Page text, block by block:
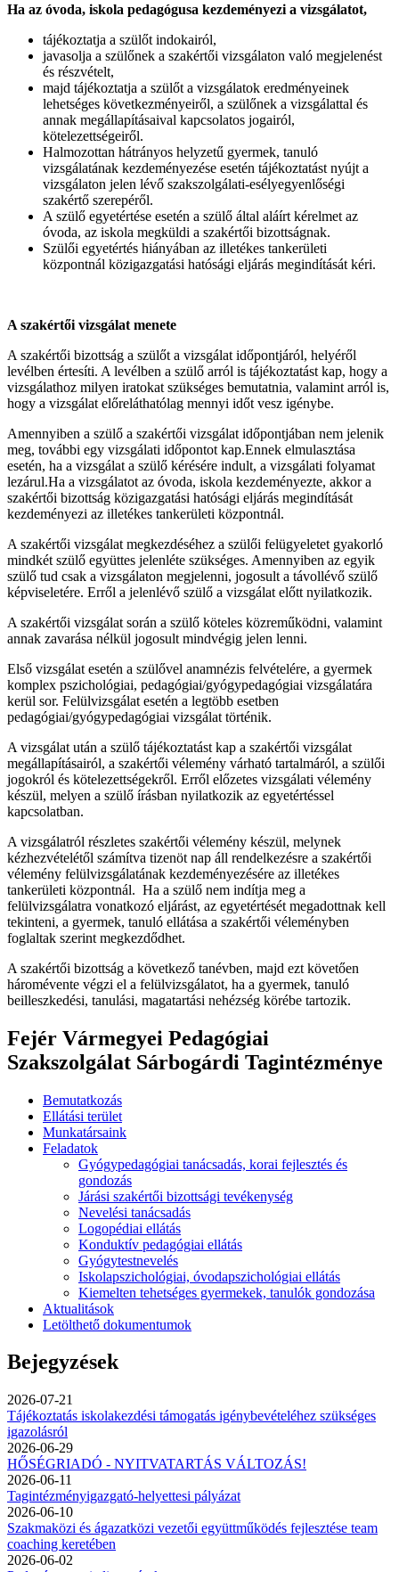
Ha az óvoda, iskola pedagógusa kezdeményezi a vizsgálatot,
tájékoztatja a szülőt indokairól,
javasolja a szülőnek a szakértői vizsgálaton való megjelenést
és részvételt,
majd tájékoztatja a szülőt a vizsgálatok eredményeinek
lehetséges következményeiről, a szülőnek a vizsgálattal és
annak megállapításaival kapcsolatos jogairól,
kötelezettségeiről.
Halmozottan hátrányos helyzetű gyermek, tanuló
vizsgálatának kezdeményezése esetén tájékoztatást nyújt a
vizsgálaton jelen lévő szakszolgálati-esélyegyenlőségi
szakértő szerepéről.
A szülő egyetértése esetén a szülő által aláírt kérelmet az
óvoda, az iskola megküldi a szakértői bizottságnak.
Szülői egyetértés hiányában az illetékes tankerületi
központnál közigazgatási hatósági eljárás megindítását kéri.
A szakértői vizsgálat menete
A szakértői bizottság a szülőt a vizsgálat időpontjáról, helyéről
levélben értesíti. A levélben a szülő arról is tájékoztatást kap, hogy a
vizsgálathoz milyen iratokat szükséges bemutatnia, valamint arról is,
hogy a vizsgálat előreláthatólag mennyi időt vesz igénybe.
Amennyiben a szülő a szakértői vizsgálat időpontjában nem jelenik
meg, további egy vizsgálati időpontot kap.Ennek elmulasztása
esetén, ha a vizsgálat a szülő kérésére indult, a vizsgálati folyamat
lezárul.Ha a vizsgálatot az óvoda, iskola kezdeményezte, akkor a
szakértői bizottság közigazgatási hatósági eljárás megindítását
kezdeményezi az illetékes tankerületi központnál.
A szakértői vizsgálat megkezdéséhez a szülői felügyeletet gyakorló
mindkét szülő együttes jelenléte szükséges. Amennyiben az egyik
szülő tud csak a vizsgálaton megjelenni, jogosult a távollévő szülő
képviseletére. Erről a jelenlévő szülő a vizsgálat előtt nyilatkozik.
A szakértői vizsgálat során a szülő köteles közreműködni, valamint
annak zavarása nélkül jogosult mindvégig jelen lenni.
Első vizsgálat esetén a szülővel anamnézis felvételére, a gyermek
komplex pszichológiai, pedagógiai/gyógypedagógiai vizsgálatára
kerül sor. Felülvizsgálat esetén a legtöbb esetben
pedagógiai/gyógypedagógiai vizsgálat történik.
A vizsgálat után a szülő tájékoztatást kap a szakértői vizsgálat
megállapításairól, a szakértői vélemény várható tartalmáról, a szülői
jogokról és kötelezettségekről. Erről előzetes vizsgálati vélemény
készül, melyen a szülő írásban nyilatkozik az egyetértéssel
kapcsolatban.
A vizsgálatról részletes szakértői vélemény készül, melynek
kézhezvételétől számítva tizenöt nap áll rendelkezésre a szakértői
vélemény felülvizsgálatának kezdeményezésére az illetékes
tankerületi központnál. Ha a szülő nem indítja meg a
felülvizsgálatra vonatkozó eljárást, az egyetértését megadottnak kell
tekinteni, a gyermek, tanuló ellátása a szakértői véleményben
foglaltak szerint megkezdődhet.
A szakértői bizottság a következő tanévben, majd ezt követően
háromévente végzi el a felülvizsgálatot, ha a gyermek, tanuló
beilleszkedési, tanulási, magatartási nehézség körébe tartozik.
Fejér Vármegyei Pedagógiai
Szakszolgálat Sárbogárdi Tagintézménye
Bemutatkozás
Ellátási terület
Munkatársaink
Feladatok
Gyógypedagógiai tanácsadás, korai fejlesztés és
gondozás
Járási szakértői bizottsági tevékenység
Nevelési tanácsadás
Logopédiai ellátás
Konduktív pedagógiai ellátás
Gyógytestnevelés
Iskolapszichológiai, óvodapszichológiai ellátás
Kiemelten tehetséges gyermekek, tanulók gondozása
Aktualitások
Letölthető dokumentumok
Bejegyzések
2026-07-21
Tájékoztatás iskolakezdési támogatás igénybevételéhez szükséges
igazolásról
2026-06-29
HŐSÉGRIADÓ - NYITVATARTÁS VÁLTOZÁS!
2026-06-11
Tagintézményigazgató-helyettesi pályázat
2026-06-10
Szakmaközi és ágazatközi vezetői együttműködés fejlesztése team
coaching keretében
2026-06-02